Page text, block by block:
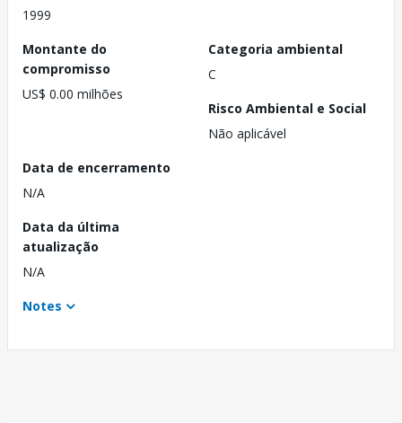
1999
Montante do
compromisso
US$ 0.00 milhões
Categoria ambiental
C
Risco Ambiental e Social
Não aplicável
Data de encerramento
N/A
Data da última
atualização
N/A
Notes